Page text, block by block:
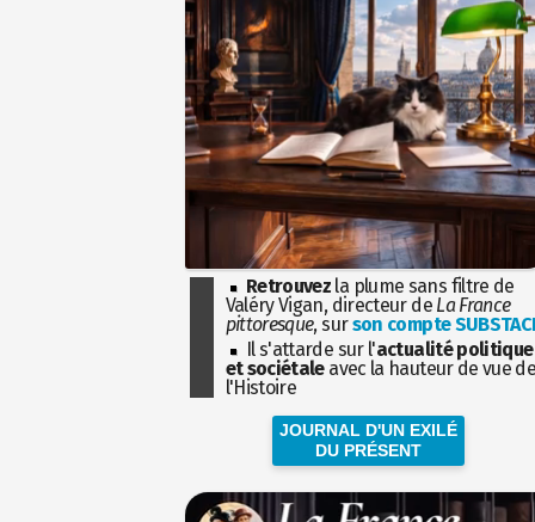
Retrouvez la plume sans filtre de
Valéry Vigan, directeur de La France
pittoresque, surson compte
Il s'attarde sur l'actualité politique
et sociétaleavec la hauteur de vue
l'Histoire
JOURNAL D'UN EXILÉ
DU PRÉSENT